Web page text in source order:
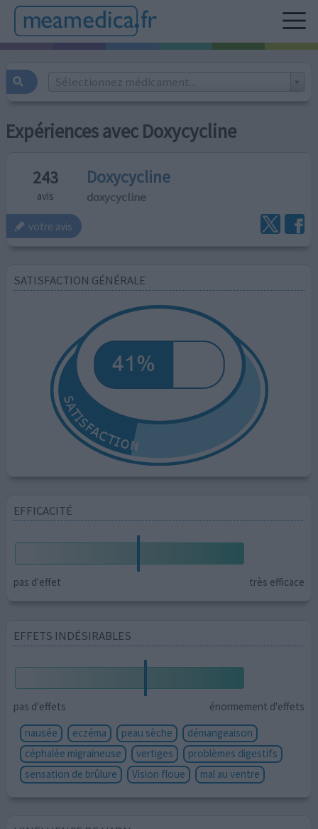
Sélectionnez médicament...
Expériences avec Doxycycline
243
avis
Doxycycline
doxycycline
votre avis
SATISFACTION GÉNÉRALE
EFFICACITÉ
pas d'effet très efficace
EFFETS INDÉSIRABLES
pas d'effets
énormement d'effets
nausée
eczéma peau sèche
démangeaison
céphalée migraineuse
vertiges
problèmes digestifs
sensation de brûlure
Vision floue mal au ventre